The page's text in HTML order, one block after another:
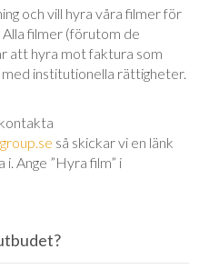
och vill hyra våra filmer för
Alla filmer (förutom de
att hyra mot faktura som
institutionella rättigheter.
så skickar vi en länk
Ange ”Hyra film” i